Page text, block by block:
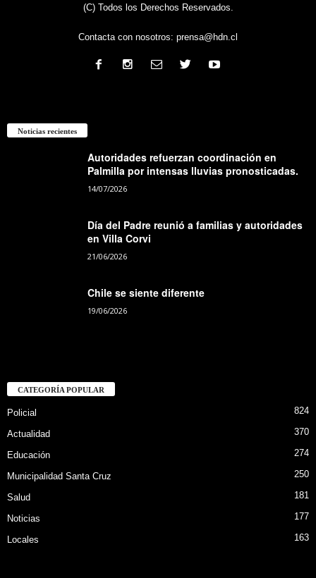
(C) Todos los Derechos Reservados.
Contacta con nosotros: prensa@hdn.cl
Noticias recientes
Autoridades refuerzan coordinación en
Palmilla por intensas lluvias pronosticadas.
14/07/2026
Día del Padre reunió a familias y autoridades
en Villa Corvi
21/06/2026
Chile se siente diferente
19/06/2026
CATEGORÍA POPULAR
Policial 824
Actualidad 370
Educación 274
Municipalidad Santa Cruz 250
Salud 181
Noticias 177
Locales 163